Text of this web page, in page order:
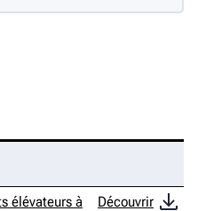
élévateurs à
Découvrir